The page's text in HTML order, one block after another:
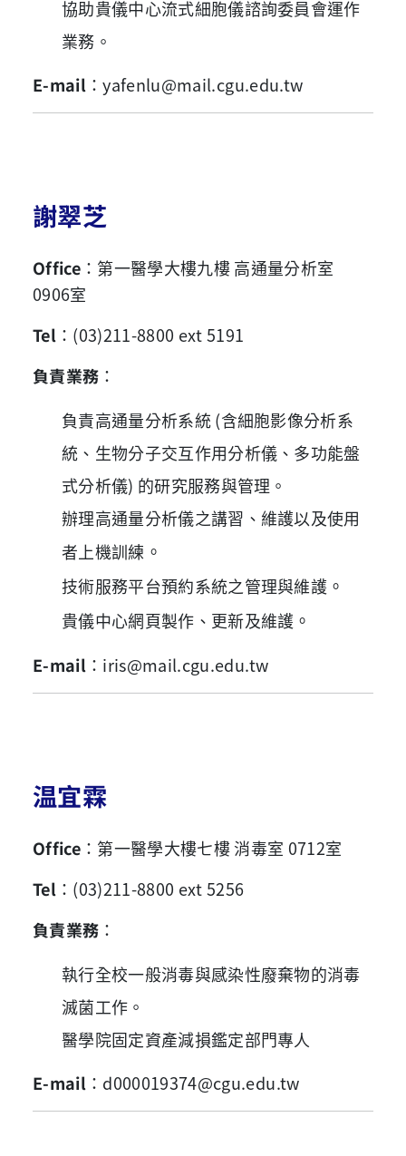
協助貴儀中心流式細胞儀諮詢委員會運作
業務。
E-mail ：yafenlu@mail.cgu.edu.tw
謝翠芝
Office ：第一醫學大樓九樓 高通量分析室
0906室
Tel ：(03)211-8800 ext 5191
負責業務 ：
負責高通量分析系統 (含細胞影像分析系
統、生物分子交互作用分析儀、多功能盤
式分析儀) 的研究服務與管理。
辦理高通量分析儀之講習、維護以及使用
者上機訓練 。
技術服務平台預約系統之管理與維護 。
貴儀中心網頁製作、更新及維護 。
E-mail ：iris@mail.cgu.edu.tw
温宜霖
Office ：第一醫學大樓七樓 消毒室 0712室
Tel ：(03)211-8800 ext 5256
負責業務 ：
執行全校一般消毒與感染性廢棄物的消毒
滅菌工作。
醫學院固定資產減損鑑定部門專人
E-mail ：d000019374@cgu.edu.tw